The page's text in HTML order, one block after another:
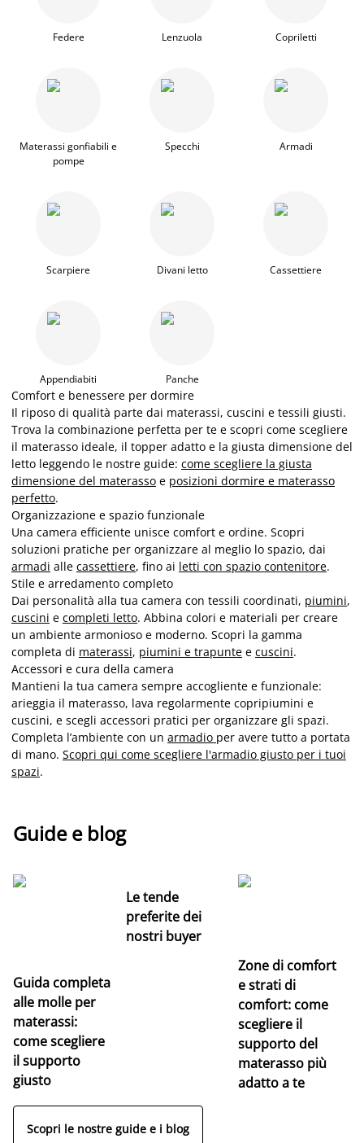
Federe Lenzuola Copriletti
Materassi gonfiabili e
pompe
Specchi Armadi
Scarpiere Divani letto Cassettiere
Appendiabiti Panche
Comfort e benessere per dormire
Il riposo di qualità parte dai materassi, cuscini e tessili giusti.
Trova la combinazione perfetta per te e scopri come scegliere
il materasso ideale, il topper adatto e la giusta dimensione del
letto leggendo le nostre guide: come scegliere la giusta
dimensione del materasso e posizioni dormire e materasso
perfetto.
Organizzazione e spazio funzionale
Una camera efficiente unisce comfort e ordine. Scopri
soluzioni pratiche per organizzare al meglio lo spazio, dai
armadi alle cassettiere, fino ai letti con spazio contenitore.
Stile e arredamento completo
Dai personalità alla tua camera con tessili coordinati, piumini,
cuscini e completi letto. Abbina colori e materiali per creare
un ambiente armonioso e moderno. Scopri la gamma
completa di materassi, piumini e trapunte e cuscini.
Accessori e cura della camera
Mantieni la tua camera sempre accogliente e funzionale:
arieggia il materasso, lava regolarmente copripiumini e
cuscini, e scegli accessori pratici per organizzare gli spazi.
Completa l’ambiente con un armadio per avere tutto a portata
di mano. Scopri qui come scegliere l'armadio giusto per i tuoi
spazi.
Guide e blog
Guida completa
alle molle per
materassi:
come scegliere
il supporto
giusto
Le tende
preferite dei
nostri buyer
Zone di comfort
e strati di
comfort: come
scegliere il
supporto del
materasso più
adatto a te
Scopri le nostre guide e i blog